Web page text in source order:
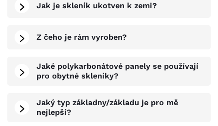
Jak je skleník ukotven k zemi?
Z čeho je rám vyroben?
Jaké polykarbonátové panely se používají
pro obytné skleníky?
Jaký typ základny/základu je pro mě
nejlepší?